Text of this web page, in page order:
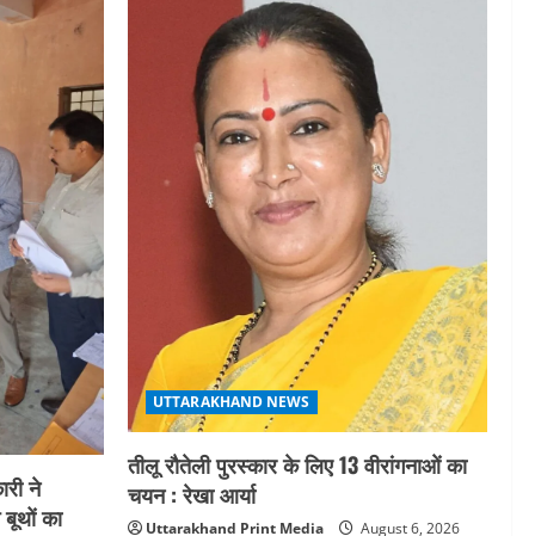
ने
का
UTTARAKHAND NEWS
तीलू रौतेली पुरस्कार के लिए 13 वीरांगनाओं का
चयन : रेखा आर्या
Uttarakhand Print Media August 6, 2026